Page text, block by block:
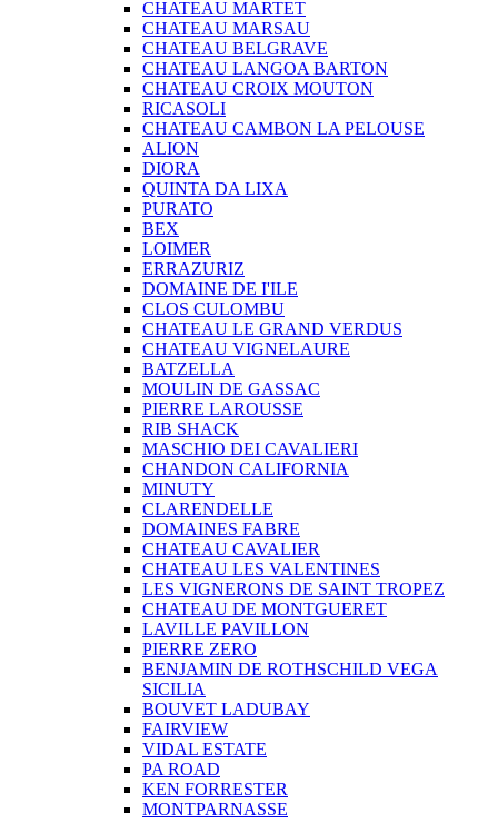
CHATEAU MARTET
CHATEAU MARSAU
CHATEAU BELGRAVE
CHATEAU LANGOA BARTON
CHATEAU CROIX MOUTON
RICASOLI
CHATEAU CAMBON LA PELOUSE
ALION
DIORA
QUINTA DA LIXA
PURATO
BEX
LOIMER
ERRAZURIZ
DOMAINE DE I'ILE
CLOS CULOMBU
CHATEAU LE GRAND VERDUS
CHATEAU VIGNELAURE
BATZELLA
MOULIN DE GASSAC
PIERRE LAROUSSE
RIB SHACK
MASCHIO DEI CAVALIERI
CHANDON CALIFORNIA
MINUTY
CLARENDELLE
DOMAINES FABRE
CHATEAU CAVALIER
CHATEAU LES VALENTINES
LES VIGNERONS DE SAINT TROPEZ
CHATEAU DE MONTGUERET
LAVILLE PAVILLON
PIERRE ZERO
BENJAMIN DE ROTHSCHILD VEGA
SICILIA
BOUVET LADUBAY
FAIRVIEW
VIDAL ESTATE
PA ROAD
KEN FORRESTER
MONTPARNASSE